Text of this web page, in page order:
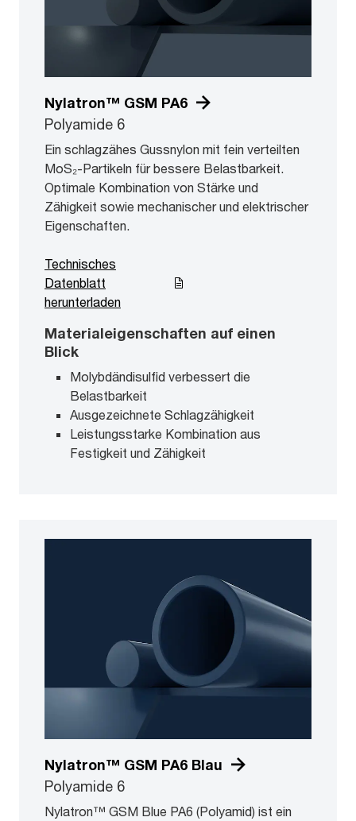
Nylatron™ GSM PA6
Polyamide 6
Ein schlagzähes Gussnylon mit fein verteilten
MoS₂-Partikeln für bessere Belastbarkeit.
Optimale Kombination von Stärke und
Zähigkeit sowie mechanischer und elektrischer
Eigenschaften.
Materialeigenschaften auf einen
Blick
Molybdändisulfid verbessert die
Belastbarkeit
Ausgezeichnete Schlagzähigkeit
Leistungsstarke Kombination aus
Festigkeit und Zähigkeit
Technisches
Datenblatt
herunterladen
Nylatron™ GSM PA6 Blau
Polyamide 6
Nylatron™ GSM Blue PA6 (Polyamid) ist ein